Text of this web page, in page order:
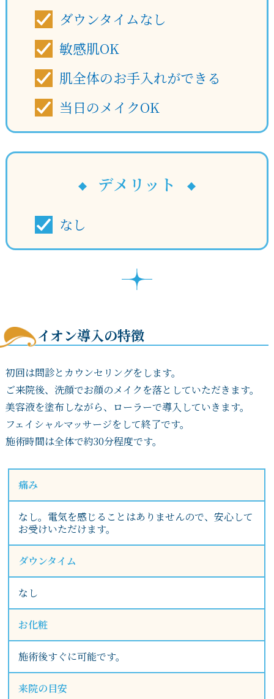
ダウンタイムなし
敏感肌OK
肌全体のお手入れができる
当日のメイクOK
デメリット
なし
イオン導入の特徴
初回は問診とカウンセリングをします。
ご来院後、洗顔でお顔のメイクを落としていただきます。
美容液を塗布しながら、ローラーで導入していきます。
フェイシャルマッサージをして終了です。
施術時間は全体で約30分程度です。
痛み
なし。電気を感じることはありませんので、安心して
お受けいただけます。
ダウンタイム
なし
お化粧
施術後すぐに可能です。
来院の目安